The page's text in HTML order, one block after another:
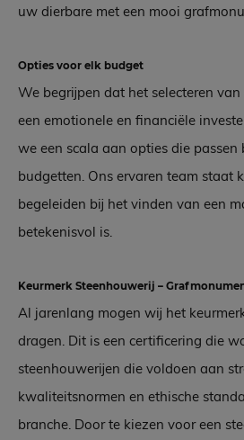
uw dierbare met een mooi
Opties voor elk budget
We begrijpen dat het selecteren
een emotionele en financiële
we een scala aan opties die passen
budgetten. Ons ervaren team staat
begeleiden bij het vinden van een
betekenisvol is.
Keurmerk Steenhouwerij –
Al jarenlang mogen wij het
dragen. Dit is een certificering die
steenhouwerijen die voldoen aan
kwaliteitsnormen en ethische
branche. Door te kiezen voor een